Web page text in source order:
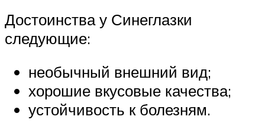
Достоинства у Синеглазки
следующие:
необычный внешний вид;
хорошие вкусовые качества;
устойчивость к болезням.